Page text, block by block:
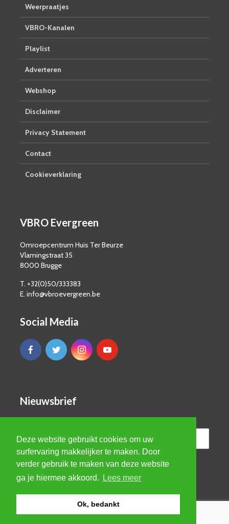
Deze website gebruikt cookies om uw
surfervaring makkelijker te maken. Door
verder gebruik te maken van deze website
ga je hiermee akkoord.
Lees meer
Ok, bedankt
Weerpraatjes
VBRO-Kanalen
Playlist
Adverteren
Webshop
Disclaimer
Privacy Statement
Contact
Cookieverklaring
VBRO Evergreen
Omroepcentrum Huis Ter Beurze
Vlamingstraat 35
8000 Brugge
T. +32(0)50/333383
E. info@vbroevergreen.be
Social Media
Nieuwsbrief
© VBRO Evergreen 2026